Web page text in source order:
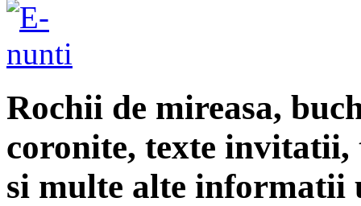
Rochii de mireasa,
coronite, texte
si multe alte informatii